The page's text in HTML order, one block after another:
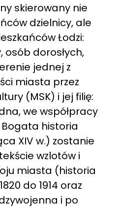
skierowany nie
dzielnicy, ale
Łodzi:
osób dorosłych,
jednej z
miasta przez
(MSK) i jej filię:
we współpracy
historia
XIV w.) zostanie
wzlotów i
miasta (historia
do 1914 oraz
i po